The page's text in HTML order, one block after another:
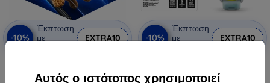
Αυτός ο ιστότοπος χρησιμοποιεί
-10%
Έκπτωση
με
EXTRA10
μεμβράνη
-10%
Έκπτωση
με
EXTRA10
Προστατευτικό φιλμ για Garmin
Forerunner 570 (47mm)